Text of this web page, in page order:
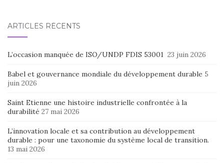
ARTICLES RÉCENTS
L’occasion manquée de ISO/UNDP FDIS 53001 23 juin 2026
Babel et gouvernance mondiale du développement durable 5
juin 2026
Saint Etienne une histoire industrielle confrontée à la
durabilité 27 mai 2026
L’innovation locale et sa contribution au développement
durable : pour une taxonomie du système local de transition.
13 mai 2026